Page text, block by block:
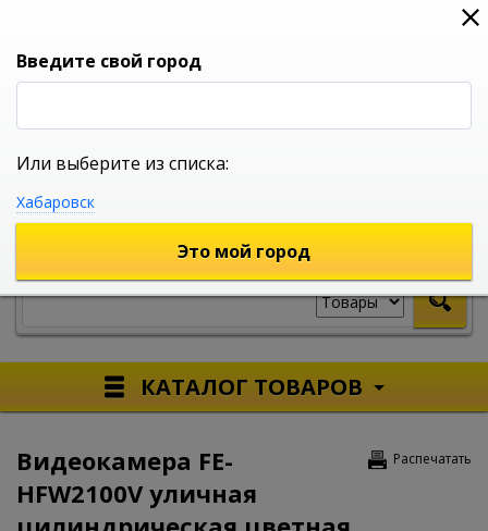
0
УНИВЕРСАЛЬНЫЙ ИНТЕРНЕТ МАГАЗИН
КАТАЛОГ ТОВАРОВ
Распечатать
Видеокамера FE-
HFW2100V уличная
Введите свой город
Или выберите из списка:
Хабаровск
Это мой город